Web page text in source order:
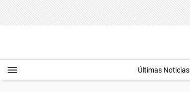
Últimas Noticias